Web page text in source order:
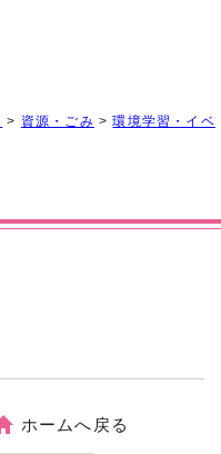
> 資源・ごみ >環境学習・イベ
ホームへ戻る